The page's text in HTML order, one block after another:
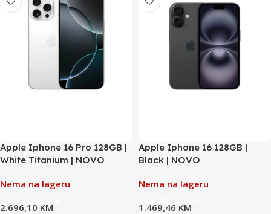
Apple Iphone 16 Pro 128GB |
White Titanium | NOVO
Nema na lageru
2.696,10 KM
Apple Iphone 16 128GB |
Black | NOVO
Nema na lageru
1.469,46 KM